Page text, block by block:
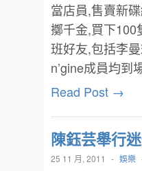
當店員,售賣新
擲千金,買下100
班好友,包括李
n’gine成員均到
Read Post →
陳鈺芸舉行
25 11 月, 2011 - 娛樂